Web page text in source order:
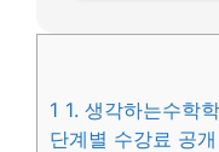
1 1. 생각하는수학
단계별 수강료 공